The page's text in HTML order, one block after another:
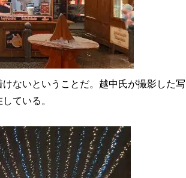
ないということだ。越中氏が撮影した写
ている。